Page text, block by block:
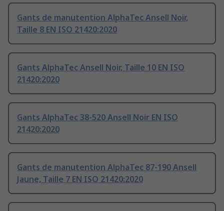
Gants de manutention AlphaTec Ansell Noir,
Taille 8 EN ISO 21420:2020
Gants AlphaTec Ansell Noir, Taille 10 EN ISO
21420:2020
Gants AlphaTec 38-520 Ansell Noir EN ISO
21420:2020
Gants de manutention AlphaTec 87-190 Ansell
Jaune, Taille 7 EN ISO 21420:2020